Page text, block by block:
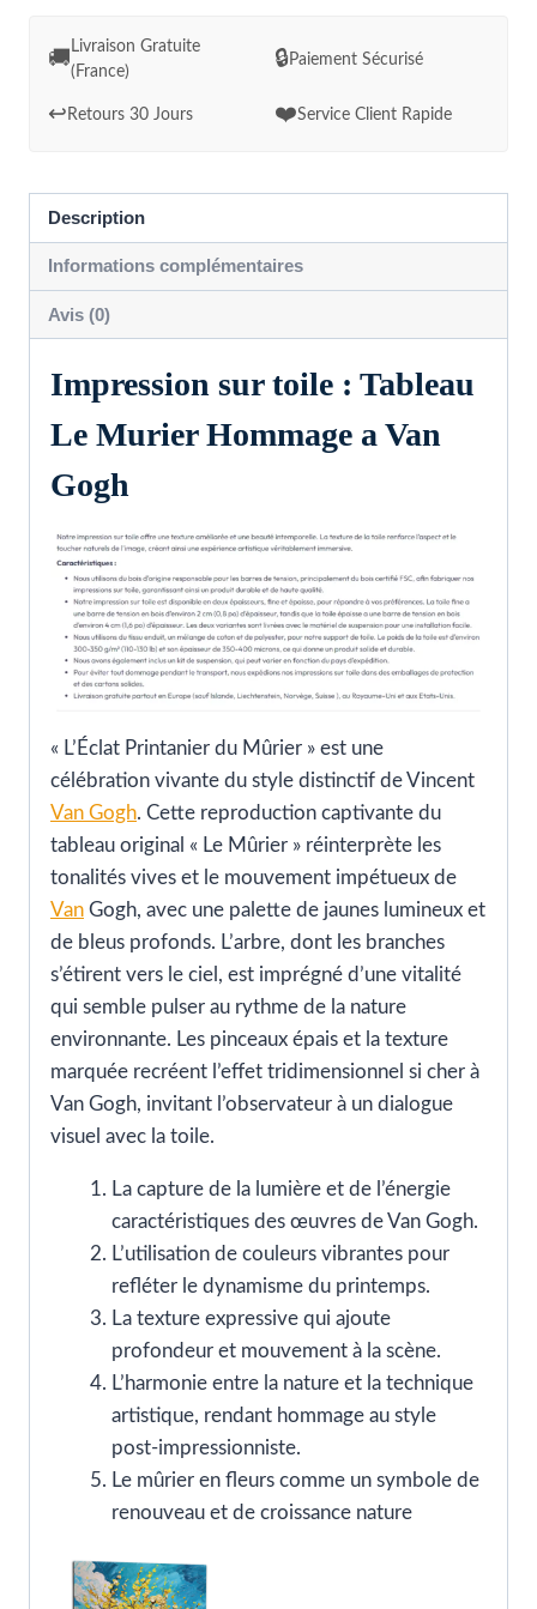
Murier
Hommage
Gogh
🚚
Livraison Gratuite
(France)
🔒Paiement Sécurisé
↩️ Retours 30 Jours ❤️Service Client Rapide
Description
Informations complémentaires
Avis (0)
Impression sur toile : Tableau
Le Murier Hommage a Van
Gogh
« L’Éclat Printanier du Mûrier » est une
célébration vivante du style distinctif de Vincent
Van Gogh. Cette reproduction captivante du
tableau original « Le Mûrier » réinterprète les
tonalités vives et le mouvement impétueux de
Van Gogh, avec une palette de jaunes lumineux et
de bleus profonds. L’arbre, dont les branches
s’étirent vers le ciel, est imprégné d’une vitalité
qui semble pulser au rythme de la nature
environnante. Les pinceaux épais et la texture
marquée recréent l’effet tridimensionnel si cher à
Van Gogh, invitant l’observateur à un dialogue
visuel avec la toile.
La capture de la lumière et de l’énergie
caractéristiques des œuvres de Van Gogh.
L’utilisation de couleurs vibrantes pour
refléter le dynamisme du printemps.
La texture expressive qui ajoute
profondeur et mouvement à la scène.
L’harmonie entre la nature et la technique
artistique, rendant hommage au style
post-impressionniste.
Le mûrier en fleurs comme un symbole de
renouveau et de croissance nature